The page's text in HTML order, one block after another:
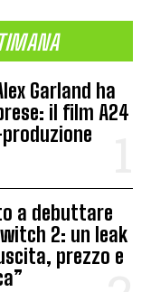
Garland ha
il film A24
a debuttare
2: un leak
prezzo e